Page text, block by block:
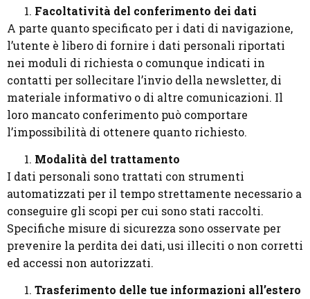
Facoltatività del conferimento dei dati
A parte quanto specificato per i dati di navigazione,
l’utente è libero di fornire i dati personali riportati
nei moduli di richiesta o comunque indicati in
contatti per sollecitare l’invio della newsletter, di
materiale informativo o di altre comunicazioni. Il
loro mancato conferimento può comportare
l’impossibilità di ottenere quanto richiesto.
Modalità del trattamento
I dati personali sono trattati con strumenti
automatizzati per il tempo strettamente necessario a
conseguire gli scopi per cui sono stati raccolti.
Specifiche misure di sicurezza sono osservate per
prevenire la perdita dei dati, usi illeciti o non corretti
ed accessi non autorizzati.
Trasferimento delle tue informazioni all’estero